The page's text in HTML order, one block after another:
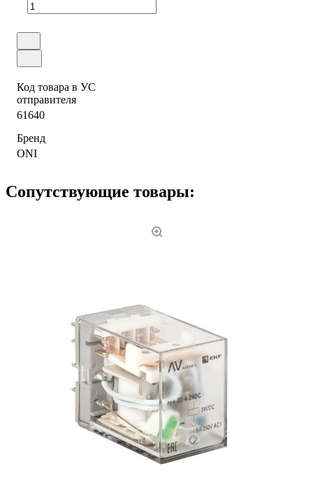
Код товара в УС
отправителя
61640
Бренд
ONI
Сопутствующие товары: